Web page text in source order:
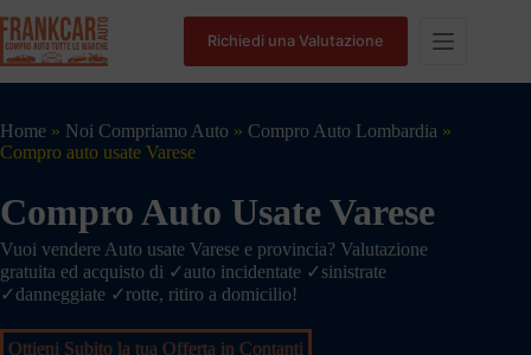
Richiedi una Valutazione
Home » Noi Compriamo Auto » Compro Auto Lombardia »
Compro auto usate Varese
Compro Auto Usate Varese
Vuoi vendere Auto usate Varese e provincia? Valutazione
gratuita ed acquisto di ✓auto incidentate ✓sinistrate
✓danneggiate ✓rotte, ritiro a domicilio!
Ottieni Subito la tua Offerta in Contanti